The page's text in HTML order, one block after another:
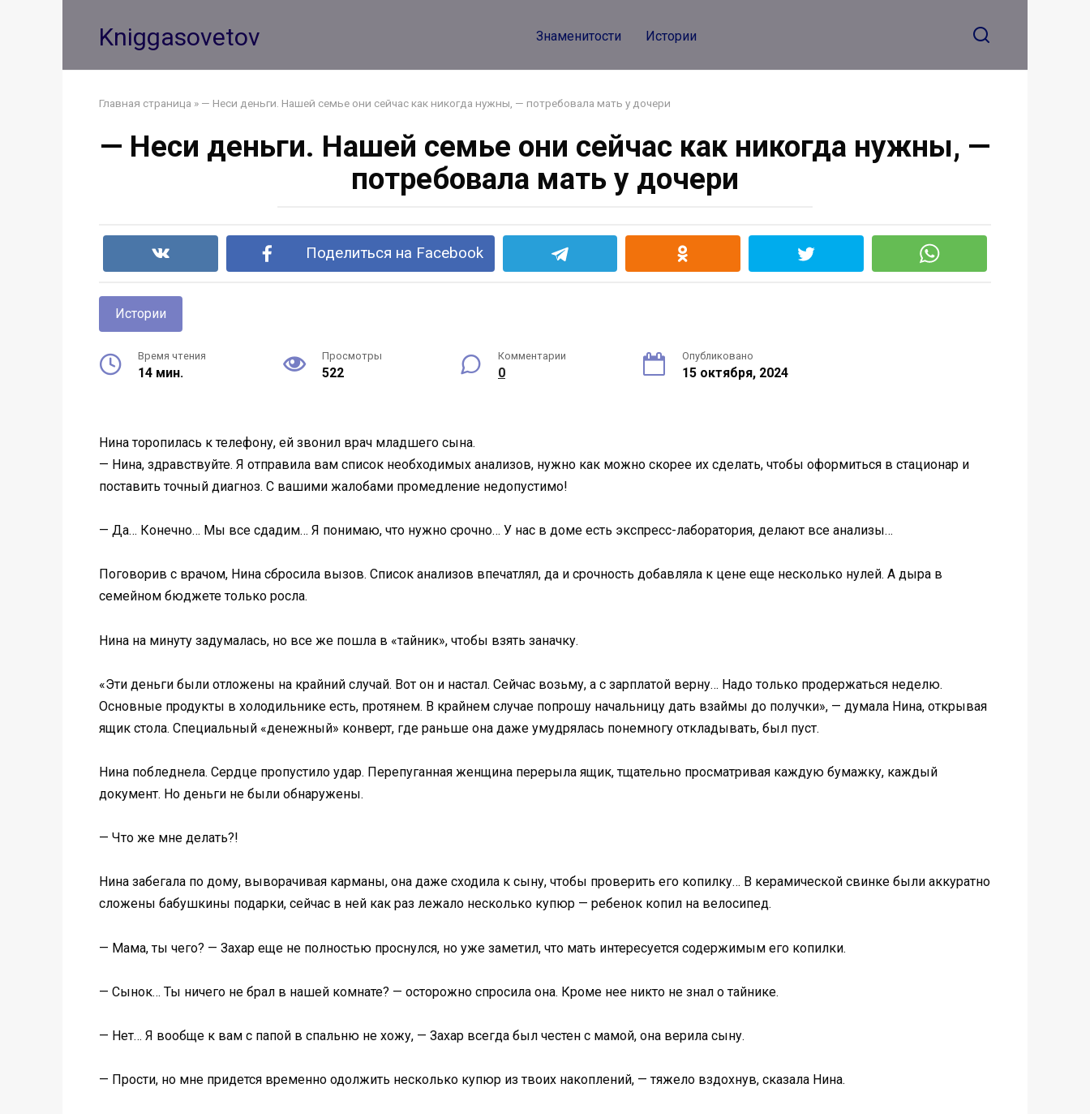
Kniggasovetov Знаменитости Истории
Главная страница » — Неси деньги. Нашей семье они сейчас как никогда нужны, — потребовала мать у дочери
— Неси деньги. Нашей семье они сейчас как никогда нужны, —
потребовала мать у дочери
Поделиться на Facebook
Истории
Время чтения
14 мин.
Просмотры
522
Комментарии
0
Опубликовано
15 октября, 2024
Нина торопилась к телефону, ей звонил врач младшего сына.
— Нина, здравствуйте. Я отправила вам список необходимых анализов, нужно как можно скорее их сделать, чтобы оформиться в стационар и
поставить точный диагноз. С вашими жалобами промедление недопустимо!
— Да… Конечно… Мы все сдадим… Я понимаю, что нужно срочно… У нас в доме есть экспресс-лаборатория, делают все анализы…
Поговорив с врачом, Нина сбросила вызов. Список анализов впечатлял, да и срочность добавляла к цене еще несколько нулей. А дыра в
семейном бюджете только росла.
Нина на минуту задумалась, но все же пошла в «тайник», чтобы взять заначку.
«Эти деньги были отложены на крайний случай. Вот он и настал. Сейчас возьму, а с зарплатой верну… Надо только продержаться неделю.
Основные продукты в холодильнике есть, протянем. В крайнем случае попрошу начальницу дать взаймы до получки», — думала Нина, открывая
ящик стола. Специальный «денежный» конверт, где раньше она даже умудрялась понемногу откладывать, был пуст.
Нина побледнела. Сердце пропустило удар. Перепуганная женщина перерыла ящик, тщательно просматривая каждую бумажку, каждый
документ. Но деньги не были обнаружены.
— Что же мне делать?!
Нина забегала по дому, выворачивая карманы, она даже сходила к сыну, чтобы проверить его копилку… В керамической свинке были аккуратно
сложены бабушкины подарки, сейчас в ней как раз лежало несколько купюр — ребенок копил на велосипед.
— Мама, ты чего? — Захар еще не полностью проснулся, но уже заметил, что мать интересуется содержимым его копилки.
— Сынок… Ты ничего не брал в нашей комнате? — осторожно спросила она. Кроме нее никто не знал о тайнике.
— Нет… Я вообще к вам с папой в спальню не хожу, — Захар всегда был честен с мамой, она верила сыну.
— Прости, но мне придется временно одолжить несколько купюр из твоих накоплений, — тяжело вздохнув, сказала Нина.